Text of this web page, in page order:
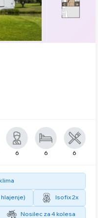
6 6 6
Isofix 2x
Nosilec za 4 kolesa